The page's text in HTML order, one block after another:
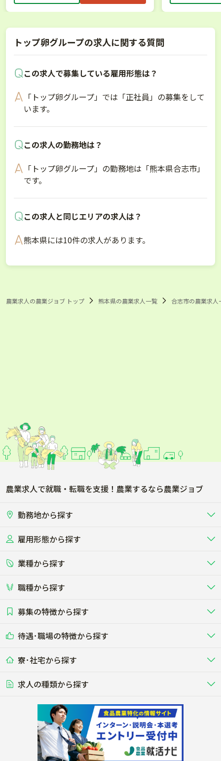
トップ卵グループの求人に関する質問
この求人で募集している雇用形態は？
「トップ卵グループ」では「正社員」の募集をして
います。
この求人の勤務地は？
「トップ卵グループ」の勤務地は「熊本県合志市」
です。
この求人と同じエリアの求人は？
熊本県には10件の求人があります。
農業求人の農業ジョブ トップ 熊本県の農業求人一覧 合志市の農業求人
農業求人で就職・転職を支援！農業するなら農業ジョブ
勤務地から探す
北海道
関東
東海
雇用形態から探す
正社員 バイト・アルバイト・パート
短期アルバイト
その他（独立・副業など）
業種から探す
畜産（酪農･肉牛･養豚･養鶏など）
酪農
する牧場
養豚
る養豚場
レースで活躍する馬の手入れや子馬
その他畜産
その他動物の畜産業（羊、ウズラな
ど）
畑・圃場で野菜・穀物を生産 ビニールハウスで多様な野菜の生産
稲作
ビニールハウスで観賞用植物の栽
植物工場
環境制御された工場で野菜の生産管
理
農業資材･肥料
農場設備・肥料・飼料の生産・流
農業用の機械・機材の開発・販
流通･商社
農産物・農産品の物流・卸し・輸出
入
その他業種
木材の植林・伐採・加工、または
漁業･養殖
魚介類の採捕・養殖、または水産加
工場
職種から探す
農場･牧場･現場職
専門職（獣医師･人工授精師･
研究･開発 WEB･IT
その他職種
募集の特徴から探す
未経験歓迎
学歴不問
50代採用実績あり
AT免許OK
内定まで最短1週間 管理者･幹部採用
待遇･職場の特徴から探す
社会保険完備
食事補助あり
年間休日100日以上
経験者優遇 独立支援可能
寮･社宅から探す
単身寮あり
寮･社宅相談可
求人の種類から探す
転職おまかせ求人